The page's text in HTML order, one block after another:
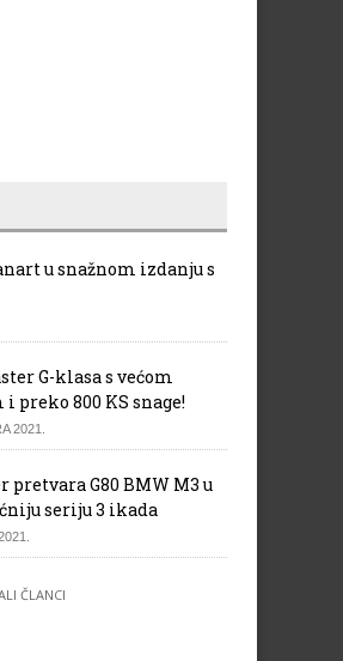
u snažnom izdanju s
G-klasa s većom
preko 800 KS snage!
2021.
pretvara G80 BMW M3 u
seriju 3 ikada
ČLANCI